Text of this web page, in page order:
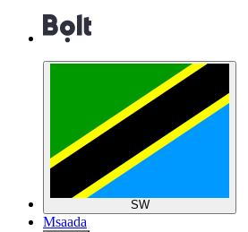
SW
Msaada